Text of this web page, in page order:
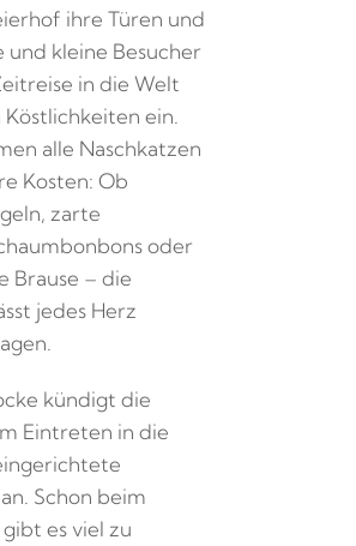
ihre Türen und
und kleine Besucher
in die Welt
ein.
alle Naschkatzen
Kosten: Ob
zarte
oder
Brause – die
jedes Herz
kündigt die
Eintreten in die
Schon beim
es viel zu